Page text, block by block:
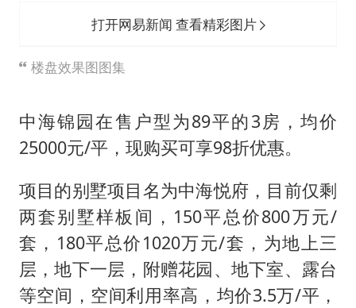
打开网易新闻 查看精彩图片
楼盘效果图图集
中海锦园在售户型为89平的3房，均价
25000元/平，现购买可享98折优惠。
项目的别墅项目名为中海悦府，目前仅剩
两套别墅样板间，150平总价800万元/
套，180平总价1020万元/套，为地上三
层，地下一层，附赠花园、地下室、露台
等空间，空间利用率高，均价3.5万/平，